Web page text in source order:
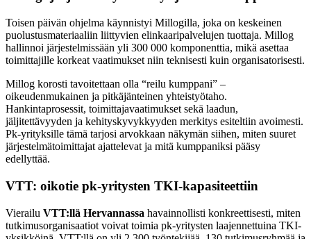
Toisen päivän ohjelma käynnistyi Millogilla, joka on keskeinen
puolustusmateriaaliin liittyvien elinkaaripalvelujen tuottaja. Millog
hallinnoi järjestelmissään yli 300 000 komponenttia, mikä asettaa
toimittajille korkeat vaatimukset niin teknisesti kuin organisatorisesti.
Millog korosti tavoitettaan olla “reilu kumppani” –
oikeudenmukainen ja pitkäjänteinen yhteistyötaho.
Hankintaprosessit, toimittajavaatimukset sekä laadun,
jäljitettävyyden ja kehityskyvykkyyden merkitys esiteltiin avoimesti.
Pk-yrityksille tämä tarjosi arvokkaan näkymän siihen, miten suuret
järjestelmätoimittajat ajattelevat ja mitä kumppaniksi pääsy
edellyttää.
VTT: oikotie pk-yritysten TKI-kapasiteettiin
Vierailu VTT:llä Hervannassa havainnollisti konkreettisesti, miten
tutkimusorganisaatiot voivat toimia pk-yritysten laajennettuina TKI-